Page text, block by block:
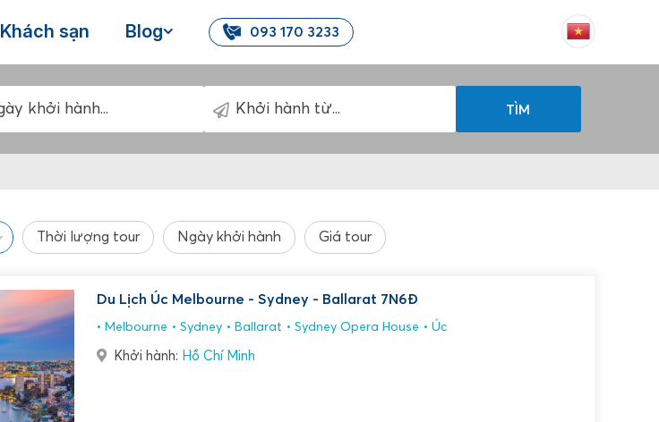
Khách sạn Blog 093 170 3233
TÌM
Thời lượng tour Ngày khởi hành Giá tour
Du Lịch Úc Melbourne - Sydney - Ballarat 7N6Đ
Melbourne Sydney Ballarat Sydney Opera House Úc
Khởi hành: Hồ Chí Minh